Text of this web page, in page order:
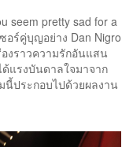
seem pretty sad for a
อร์คู่บุญอย่าง Dan Nigro
องราวความรักอันแสน
แรงบันดาลใจมาจาก
ประกอบไปด้วยผลงาน